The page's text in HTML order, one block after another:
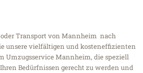
Transport von Mannheim nach
unsere vielfältigen und kosteneffizienten
Umzugsservice Mannheim, die speziell
Bedürfnissen gerecht zu werden und